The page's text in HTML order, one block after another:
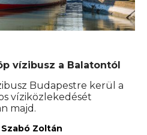
vízibusz a Balatontól
Budapestre kerül a
víziközlekedését
majd.
Szabó Zoltán